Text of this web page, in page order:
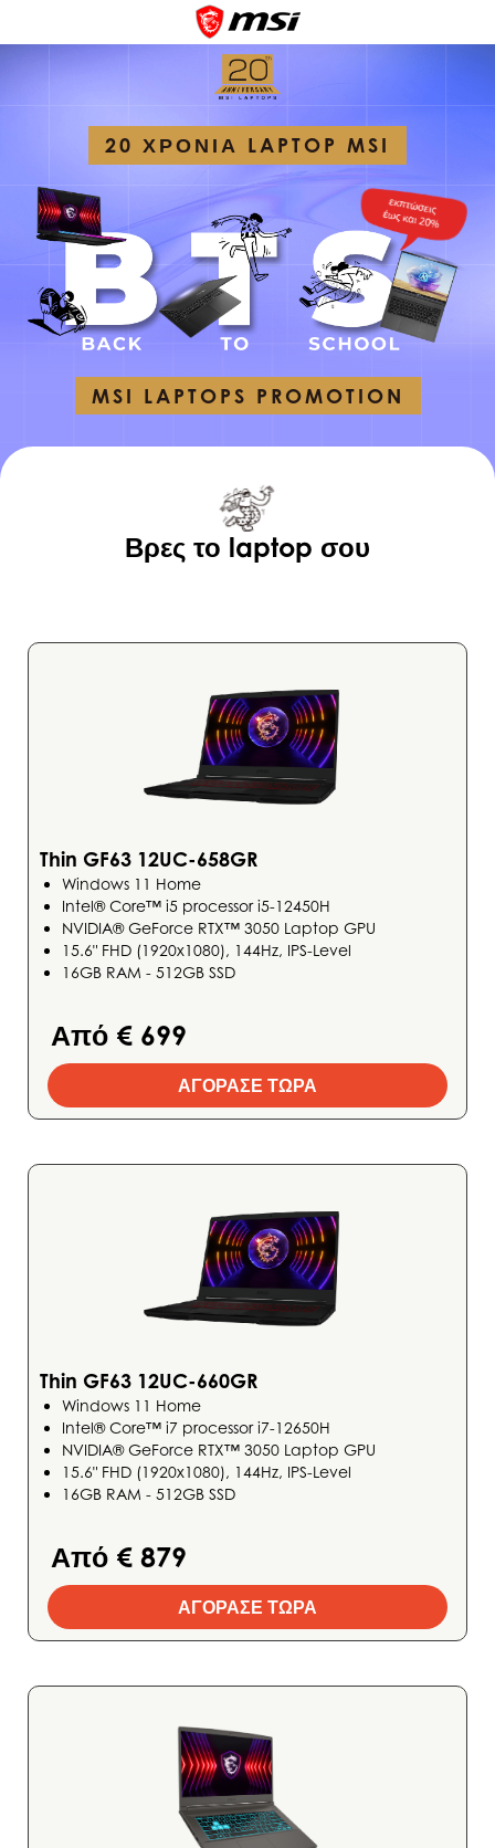
20 ΧΡΟΝΙΑ LAPTOP MSI
MSI LAPTOPS PROMOTION
Βρες το laptop σου
Thin GF63 12UC-658GR
Windows 11 Home
Intel® Core™ i5 processor i5-12450H
NVIDIA® GeForce RTX™ 3050 Laptop GPU
15.6" FHD (1920x1080), 144Hz, IPS-Level
16GB RAM - 512GB SSD
Από € 699
ΑΓΟΡΑΣΕ ΤΩΡΑ
Thin GF63 12UC-660GR
Windows 11 Home
Intel® Core™ i7 processor i7-12650H
NVIDIA® GeForce RTX™ 3050 Laptop GPU
15.6" FHD (1920x1080), 144Hz, IPS-Level
16GB RAM - 512GB SSD
Από € 879
ΑΓΟΡΑΣΕ ΤΩΡΑ